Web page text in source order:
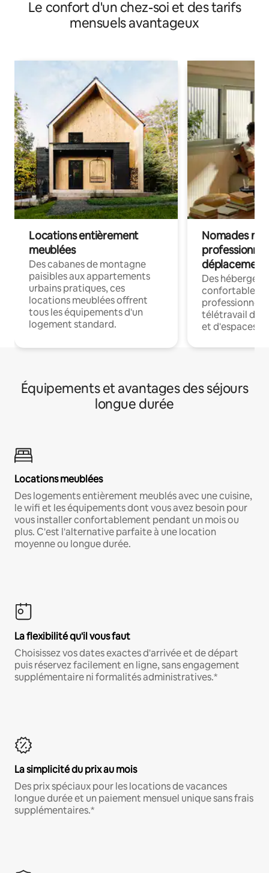
Le confort d'un chez-soi et des tarifs
mensuels avantageux
Locations entièrement
meublées
Des cabanes de montagne
paisibles aux appartements
urbains pratiques, ces
locations meublées offrent
tous les équipements d'un
logement standard.
Nomades
déplacement
Des
confortables
professionnels
télétravail
et d'espaces
Équipements et avantages des séjours
longue durée
Locations meublées
Des logements entièrement meublés avec une cuisine,
le wifi et les équipements dont vous avez besoin pour
vous installer confortablement pendant un mois ou
plus. C'est l'alternative parfaite à une location
moyenne ou longue durée.
La flexibilité qu'il vous faut
Choisissez vos dates exactes d'arrivée et de départ
puis réservez facilement en ligne, sans engagement
supplémentaire ni formalités administratives.*
La simplicité du prix au mois
Des prix spéciaux pour les locations de vacances
longue durée et un paiement mensuel unique sans frais
supplémentaires.*